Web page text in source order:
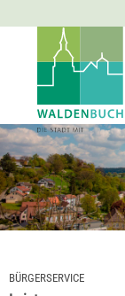
BÜRGERSERVICE